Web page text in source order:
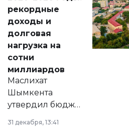
рекордные
доходы и
долговая
нагрузка на
сотни
миллиардов
Маслихат
Шымкента
утвердил бюджет
города на 2026–
2028 годы.
31 декабря, 13:41